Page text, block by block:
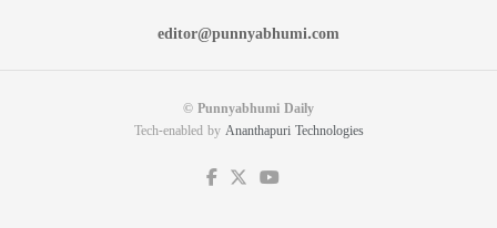
editor@punnyabhumi.com
© Punnyabhumi Daily
Tech-enabled by Ananthapuri Technologies